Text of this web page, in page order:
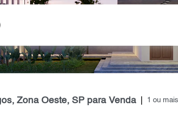
Zona Oeste, SP para Venda 1 ou